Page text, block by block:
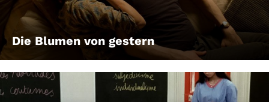
Die Blumen von gestern